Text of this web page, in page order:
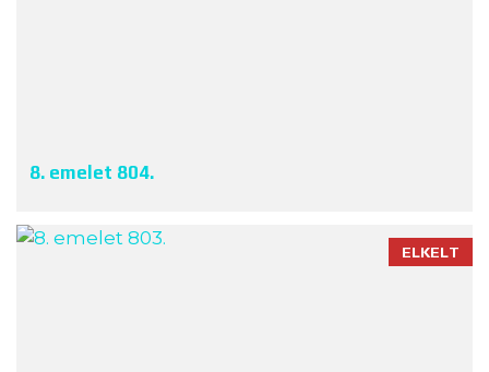
8. emelet 804.
ELKELT